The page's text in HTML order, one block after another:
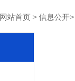
网站首页 > 信息公开